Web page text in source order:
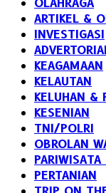
OLAHRAGA
ARTIKEL &
INVESTIGASI
KEAGAMAAN
KELAUTAN
KELUHAN &
KESENIAN
TNI/POLRI
OBROLAN
PERTANIAN